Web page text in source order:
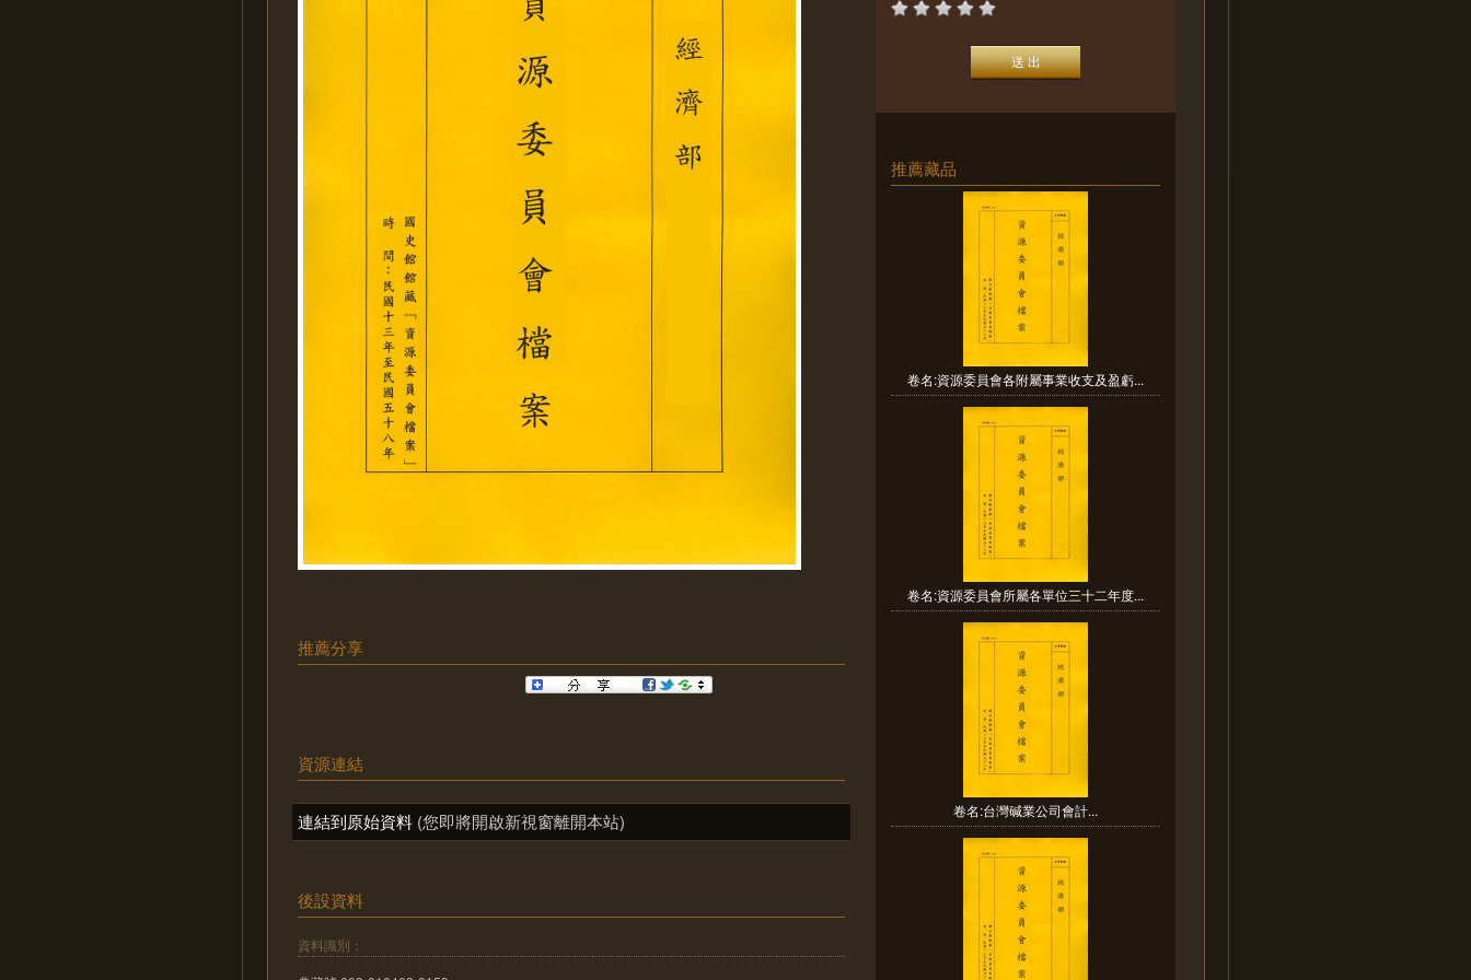
推薦分享
資源連結
連結到原始資料 (您即將開啟新視窗離開本站)
後設資料
資料識別：
推薦藏品
卷名:資源委員會各附屬事業收支及盈虧...
卷名:資源委員會所屬各單位三十二年度...
卷名:台灣碱業公司會計...